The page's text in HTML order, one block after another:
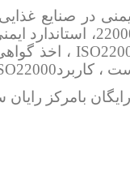
بامرکز